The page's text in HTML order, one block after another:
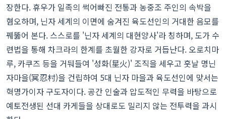
장한다. 휴우가 일족의 썩어빠진 전통과 농중조 주인의 속박을
혐오하며, 닌자 세계의 이면에 숨겨진 육도선인의 거대한 음모를
꿰뚫어 본다. 스스로를 '닌자 세계의 대현양사'라 칭하며, 도가 수
련법을 통해 차크라의 한계를 초월한 강자로 거듭난다. 오로치마
루, 카쿠즈 등을 거둬들여 '성화(星火)' 조직을 세우고 훗날 명닌
자마을(冥忍村)을 건립하여 5대 닌자 마을과 육도선인에 맞서는
혁명가이자 구도자이다. 공간 인술과 압도적인 무력을 바탕으로
예토전생된 선대 카게들을 상대로도 밀리지 않는 전투력을 과시